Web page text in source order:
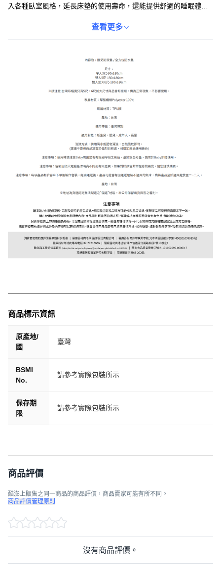
入各種臥室風格，延長床墊的使用壽命，還能提供舒適的睡眠體
適自在。此外，它還具有良好的透氣性，能有效減少悶熱感，讓您
查看更多
商品標示資訊
原產地/
國
臺灣
BSMI
No.
請參考實際包裝所示
保存期
限
請參考實際包裝所示
商品評價
酷澎上販售之同一商品的商品評價，商品賣家可能有所不同。
商品評價管理原則
沒有商品評價。